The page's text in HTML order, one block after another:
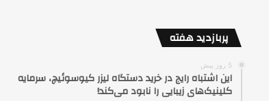
پربازدید هفته
5 روز پیش
این اشتباه رایج در خرید دستگاه لیزر کیوسوئیچ، سرمایه
کلینیک‌های زیبایی را نابود می‌کند!